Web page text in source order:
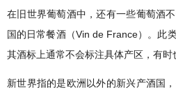
在旧世界葡萄酒中，还有一些葡萄酒
国的日常餐酒（Vin de France）。此
其酒标上通常不会标注具体产区，有时
新世界指的是欧洲以外的新兴产酒国